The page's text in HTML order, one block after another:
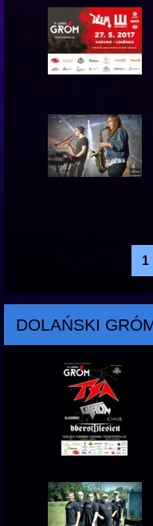
1
DOLAŃSKI